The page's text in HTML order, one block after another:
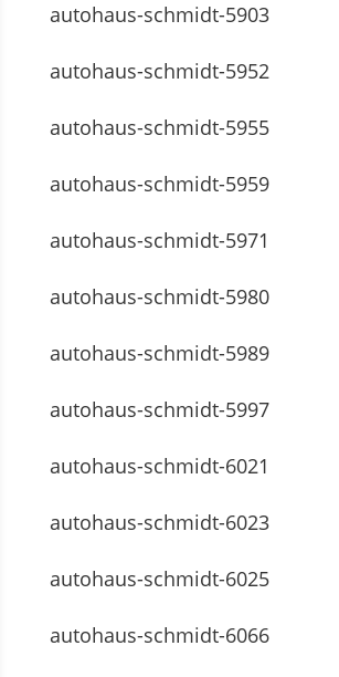
autohaus-schmidt-5903
autohaus-schmidt-5952
autohaus-schmidt-5955
autohaus-schmidt-5959
autohaus-schmidt-5971
autohaus-schmidt-5980
autohaus-schmidt-5989
autohaus-schmidt-5997
autohaus-schmidt-6021
autohaus-schmidt-6023
autohaus-schmidt-6025
autohaus-schmidt-6066